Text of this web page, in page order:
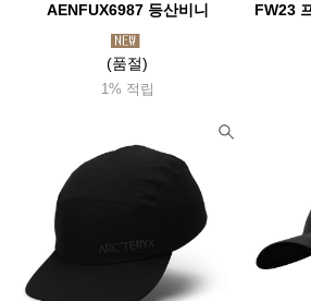
AENFUX6987 등산비니
(품절)
1% 적립
FW23